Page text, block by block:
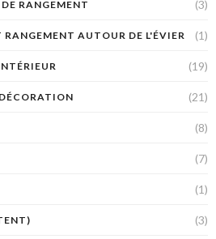
RANGEMENT (3)
RANGEMENT AUTOUR DE L'ÉVIER (1)
(19)
(21)
(8)
(7)
(1)
(3)